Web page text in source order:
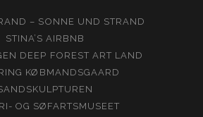
– SONNE UND STRAND
STINA’S AIRBNB
DEEP FOREST ART LAND
KØBMANDSGAARD
OG SØFARTSMUSEET